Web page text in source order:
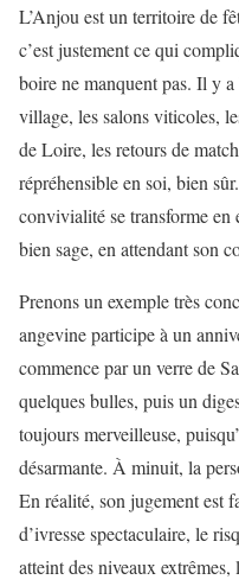
L’Anjou est un territoire de
c’est justement ce qui
boire ne manquent pas. Il y
village, les salons viticoles,
de Loire, les retours de
répréhensible en soi, bien
convivialité se transforme en
bien sage, en attendant son
Prenons un exemple très
angevine participe à un
commence par un verre de
quelques bulles, puis un
toujours merveilleuse,
désarmante. À minuit, la
En réalité, son jugement est
d’ivresse spectaculaire, le
atteint des niveaux extrêmes,